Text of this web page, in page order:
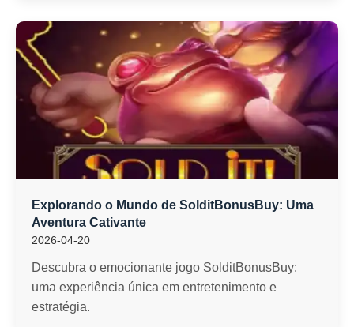
Explorando o Mundo de SolditBonusBuy: Uma
Aventura Cativante
2026-04-20
Descubra o emocionante jogo SolditBonusBuy:
uma experiência única em entretenimento e
estratégia.